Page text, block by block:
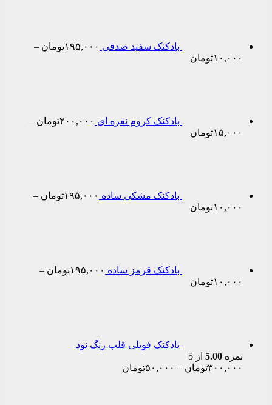
بادکنک سفید صدفی ۱۹۵,۰۰۰تومان –
۱۰,۰۰۰تومان
بادکنک کروم نقره ای ۲۰۰,۰۰۰تومان –
۱۵,۰۰۰تومان
بادکنک مشکی ساده ۱۹۵,۰۰۰تومان –
۱۰,۰۰۰تومان
بادکنک قرمز ساده ۱۹۵,۰۰۰تومان –
۱۰,۰۰۰تومان
بادکنک فویلی قلب رنگ نود
نمره 5.00 از 5
۳۰۰,۰۰۰تومان – ۵۰,۰۰۰تومان